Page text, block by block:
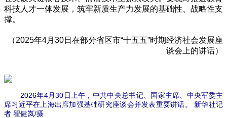
科技人才一体发展，筑牢新质生产力发展的基础性、战略性支
撑。
（2025年4月30日在部分省区市“十五五”时期经济社会发展座
谈会上的讲话）
2026年4月30日上午，中共中央总书记、国家主席、中央军委主
席习近平在上海出席加强基础研究座谈会并发表重要讲话。 新华社记
者 翟健岚/摄